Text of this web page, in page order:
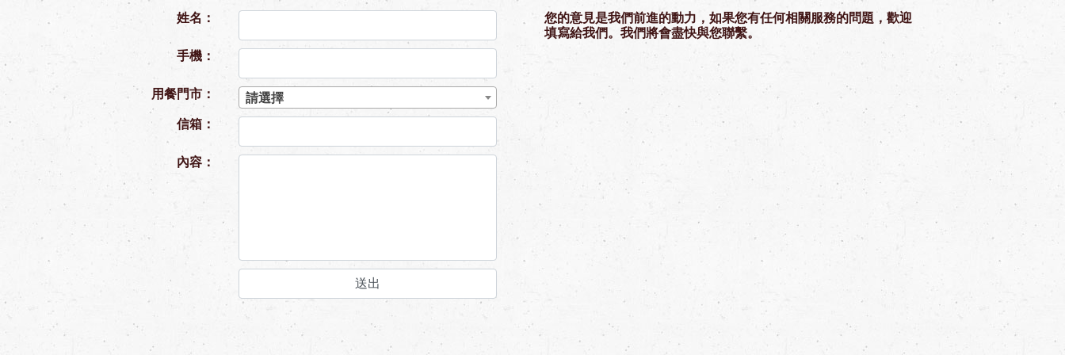
姓名：
手機：
用餐門市：
請選擇
信箱：
內容：
送出
您的意見是我們前進的動力，如果您有任何相關服務的問題，歡迎
填寫給我們。我們將會盡快與您聯繫。